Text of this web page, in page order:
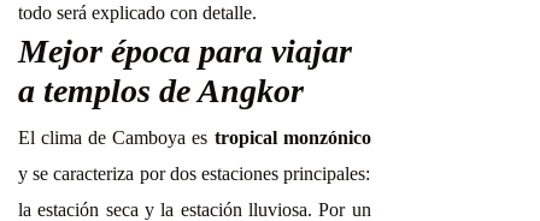
todo será explicado con detalle.
Mejor época para viajar
a templos de Angkor
El clima de Camboya es tropical monzónico
y se caracteriza por dos estaciones principales:
la estación seca y la estación lluviosa. Por un